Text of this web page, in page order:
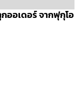
ออเดอร์ จากฟุกุโอ